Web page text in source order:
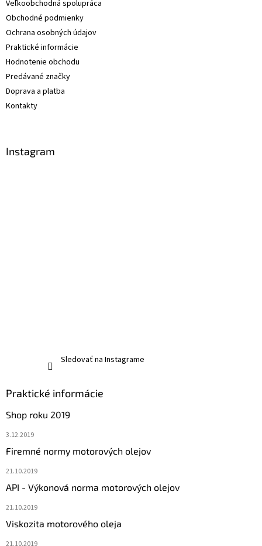
Veľkoobchodná spolupráca
Obchodné podmienky
Ochrana osobných údajov
Praktické informácie
Hodnotenie obchodu
Predávané značky
Doprava a platba
Kontakty
Instagram
Sledovať na Instagrame
Praktické informácie
Shop roku 2019
3.12.2019
Firemné normy motorových olejov
21.10.2019
API - Výkonová norma motorových olejov
21.10.2019
Viskozita motorového oleja